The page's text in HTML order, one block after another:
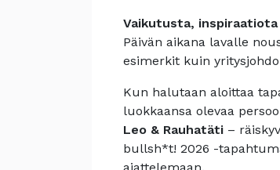
Vaikutusta,
Päivän aikana lavalle
esimerkit kuin
Kun halutaan aloittaa
luokkaansa olevaa
Leo & Rauhatäti –
bullsh*t! 2026 -